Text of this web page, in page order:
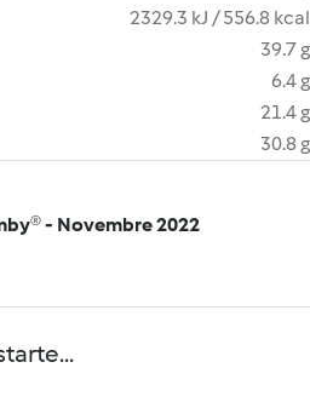
2329.3 kJ / 556.8 kcal
39.7 g
6.4 g
21.4 g
30.8 g
- Novembre 2022